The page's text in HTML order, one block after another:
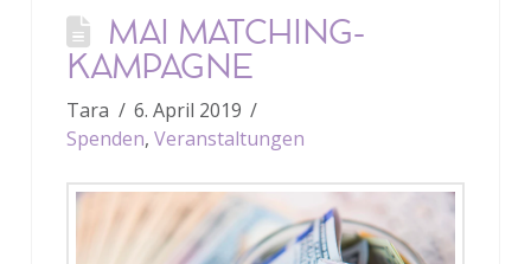
MAI MATCHING-
KAMPAGNE
Tara
6. April 2019
Spenden,Veranstaltungen